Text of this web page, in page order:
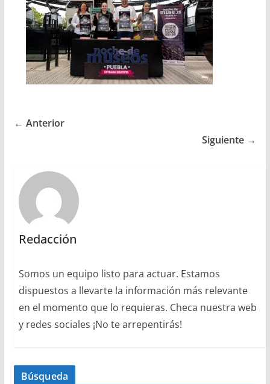
← Anterior
Siguiente →
Redacción
Somos un equipo listo para actuar. Estamos
dispuestos a llevarte la información más relevante
en el momento que lo requieras. Checa nuestra web
y redes sociales ¡No te arrepentirás!
Búsqueda